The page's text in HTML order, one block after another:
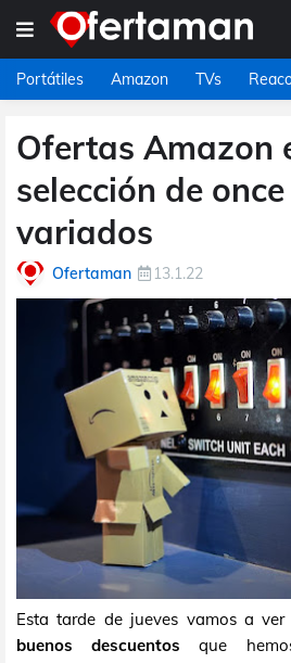
Portátiles Amazon TVs
Ofertas Amazon
selección de
variados
Ofertaman 13.1.22
Esta tarde de jueves vamos a
buenos descuentos que